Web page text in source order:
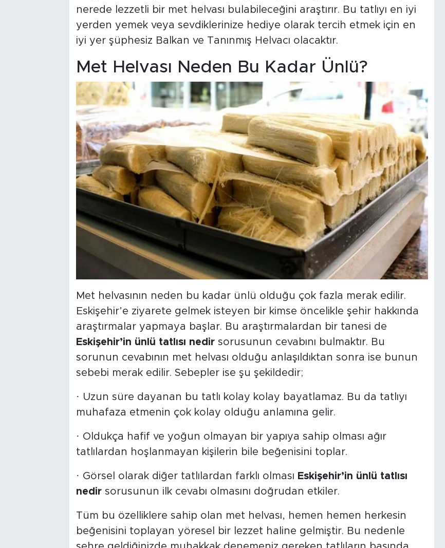
nerede lezzetli bir met helvası bulabileceğini araştırır. Bu tatlıyı en iyi
yerden yemek veya sevdiklerinize hediye olarak tercih etmek için en
iyi yer şüphesiz Balkan ve Tanınmış Helvacı olacaktır.
Met Helvası Neden Bu Kadar Ünlü?
Met helvasının neden bu kadar ünlü olduğu çok fazla merak edilir.
Eskişehir’e ziyarete gelmek isteyen bir kimse öncelikle şehir hakkında
araştırmalar yapmaya başlar. Bu araştırmalardan bir tanesi de
Eskişehir’in ünlü tatlısı nedirsorusunun cevabını bulmaktır. Bu
sorunun cevabının met helvası olduğu anlaşıldıktan sonra ise bunun
sebebi merak edilir. Sebepler ise şu şekildedir;
· Uzun süre dayanan bu tatlı kolay kolay bayatlamaz. Bu da tatlıyı
muhafaza etmenin çok kolay olduğu anlamına gelir.
· Oldukça hafif ve yoğun olmayan bir yapıya sahip olması ağır
tatlılardan hoşlanmayan kişilerin bile beğenisini toplar.
· Görsel olarak diğer tatlılardan farklı olması Eskişehir’in ünlü tatlısı
nedirsorusunun ilk cevabı olmasını doğrudan etkiler.
Tüm bu özelliklere sahip olan met helvası, hemen hemen herkesin
beğenisini toplayan yöresel bir lezzet haline gelmiştir. Bu nedenle